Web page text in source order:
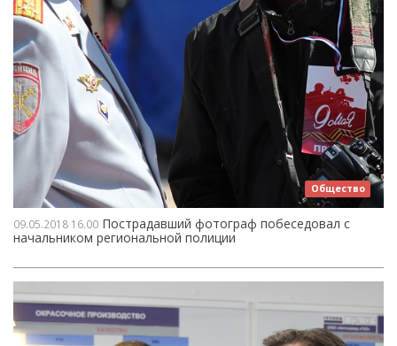
Общество
09.05.2018 16.00 Пострадавший фотограф побеседовал с
начальником региональной полиции